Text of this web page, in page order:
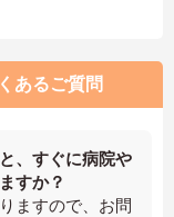
あるご質問
、すぐに病院や
すか？
ますので、お問